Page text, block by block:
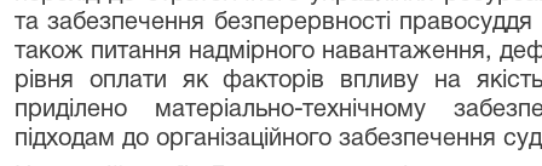
та забезпечення безперервності
також питання надмірного навантаження,
рівня оплати як факторів впливу на
приділено матеріально-технічному
підходам до організаційного забезпечення